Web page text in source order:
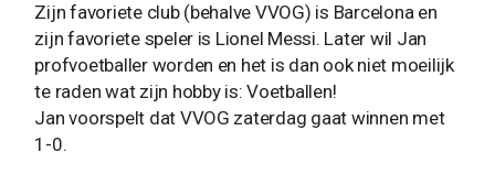
Zijn favoriete club (behalve VVOG) is Barcelona en
zijn favoriete speler is Lionel Messi. Later wil Jan
profvoetballer worden en het is dan ook niet moeilijk
te raden wat zijn hobby is: Voetballen!
Jan voorspelt dat VVOG zaterdag gaat winnen met
1-0.